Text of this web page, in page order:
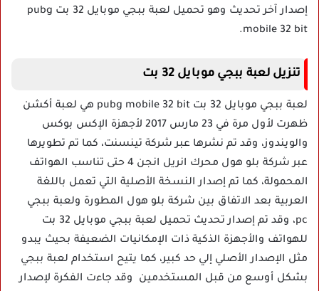
إصدار آخر تحديث وهو تحميل لعبة ببجي موبايل 32 بت pubg
mobile 32 bit.
تنزيل لعبة ببجي موبايل 32 بت
لعبة ببجي موبايل 32 بت pubg mobile 32 bit هي لعبة أكشن
ظهرت لأول مرة في 23 مارس 2017 لأجهزة الإكس بوكس
والويندوز، وقد تم نشرها عبر شركة تينسنت، كما تم تطويرها
عبر شركة بلو هول محرك انريل انجن 4 حتى تناسب الهواتف
المحمولة، كما تم إصدار النسخة الأصلية التي تعمل باللغة
العربية بعد الاتفاق بين شركة بلو هول المطورة ولعبة ببجي
pc، وقد تم إصدار تحديث تحميل لعبة ببجي موبايل 32 بت
للهواتف والأجهزة الذكية ذات الإمكانيات الضعيفة بحيث يبدو
مثل الإصدار الأصلي إلي حد كبير، كما يتيح استخدام لعبة ببجي
بشكل أوسع من قبل المستخدمين وقد جاءت الفكرة لإصدار